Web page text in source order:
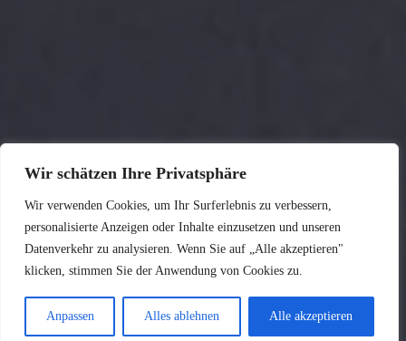
Wir schätzen Ihre Privatsphäre
Wir verwenden Cookies, um Ihr Surferlebnis zu verbessern,
personalisierte Anzeigen oder Inhalte einzusetzen und unseren
Datenverkehr zu analysieren. Wenn Sie auf „Alle akzeptieren"
klicken, stimmen Sie der Anwendung von Cookies zu.
Anpassen Alles ablehnen Alle akzeptieren